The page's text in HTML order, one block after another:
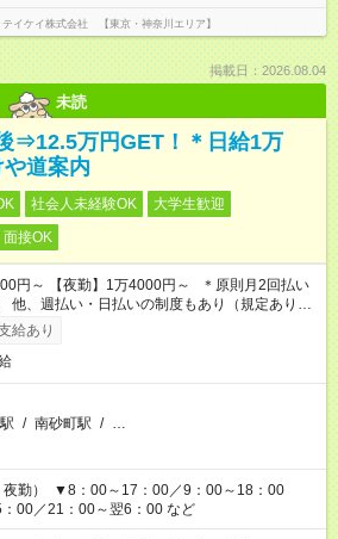
テイケイ株式会社 【東京・神奈川エリア】
掲載日：2026.08.04
未読
⇒12.5万円GET！＊日給1万
道案内
社会人未経験OK
大学生歓迎
面接OK
円～ 【夜勤】1万4000円～ ＊原則月2回払い
他、週払い・日払いの制度もあり（規定あり）
給あり
/ 南砂町駅 / …
夜勤） ▼8：00～17：00／9：00～18：00
00／21：00～翌6：00 など